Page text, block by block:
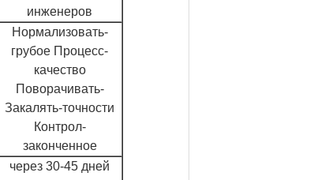
инженеров
Нормализовать-
грубое Процесс-
качество
Поворачивать-
Закалять-точности
Контрол-
законченное
через 30-45 дней